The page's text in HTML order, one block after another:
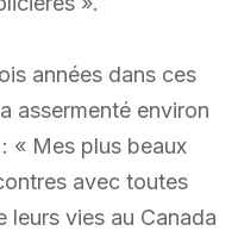
années dans ces
assermenté environ
« Mes plus beaux
avec toutes
leurs vies au Canada